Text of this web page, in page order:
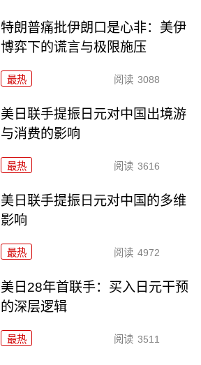
特朗普痛批伊朗口是心非：美伊
博弈下的谎言与极限施压
最热 阅读 3088
美日联手提振日元对中国出境游
与消费的影响
最热 阅读 3616
美日联手提振日元对中国的多维
影响
最热 阅读 4972
美日28年首联手：买入日元干预
的深层逻辑
最热 阅读 3511